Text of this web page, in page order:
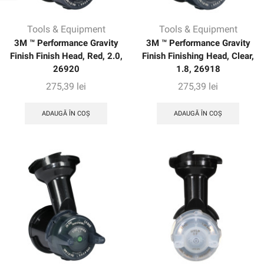
Tools & Equipment
3M ™ Performance Gravity
Finish Finish Head, Red, 2.0,
26920
275,39 lei
ADAUGĂ ÎN COȘ
Tools & Equipment
3M ™ Performance Gravity
Finish Finishing Head, Clear,
1.8, 26918
275,39 lei
ADAUGĂ ÎN COȘ